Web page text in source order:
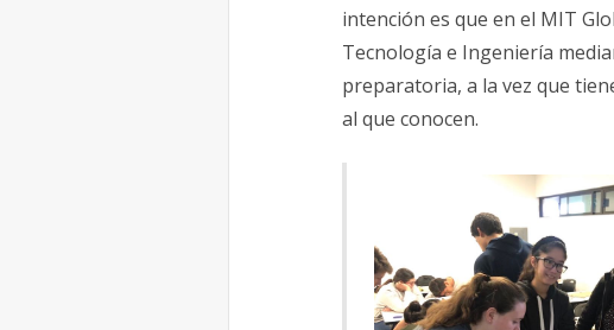
intención es que en el MIT
Tecnología e Ingeniería
preparatoria, a la vez que
al que conocen.